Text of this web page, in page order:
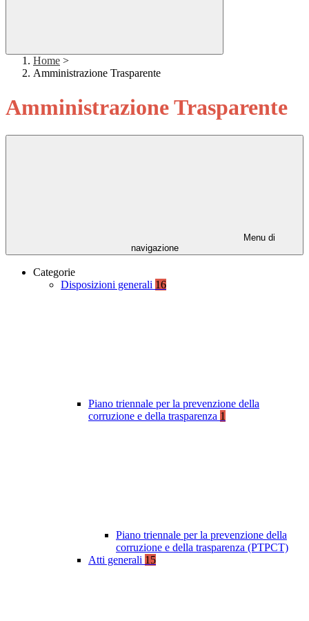
Home >
Amministrazione Trasparente
Amministrazione Trasparente
Menu di
navigazione
Categorie
Disposizioni generali 16
Piano triennale per la prevenzione della
corruzione e della trasparenza 1
Piano triennale per la prevenzione della
corruzione e della trasparenza (PTPCT)
Atti generali 15